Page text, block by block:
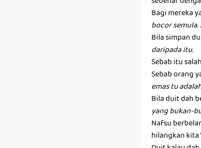
Bagi mereka
bocor
Bila simpan
daripada itu.
Sebab itu
Sebab orang
emas tu
Bila duit dah
yang bukan-
Nafsu
hilangkan kita